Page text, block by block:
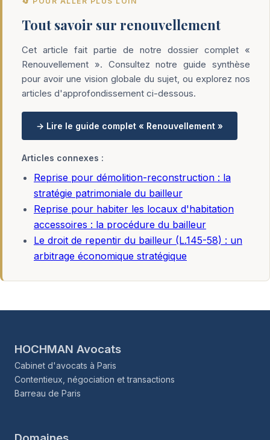
Tout savoir sur renouvellement
Cet article fait partie de notre dossier complet «
Renouvellement ». Consultez notre guide synthèse
pour avoir une vision globale du sujet, ou explorez nos
articles d'approfondissement ci-dessous.
→ Lire le guide complet « Renouvellement »
Articles connexes :
Reprise pour démolition-reconstruction : la
stratégie patrimoniale du bailleur
Reprise pour habiter les locaux d'habitation
accessoires : la procédure du bailleur
Le droit de repentir du bailleur (L.145-58) : un
arbitrage économique stratégique
HOCHMAN Avocats
Cabinet d'avocats à Paris
Contentieux, négociation et transactions
Barreau de Paris